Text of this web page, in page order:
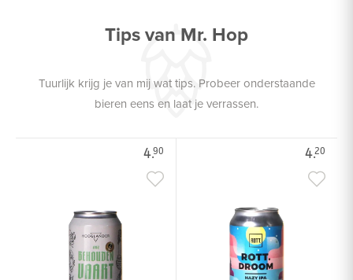
Tips van Mr. Hop
Tuurlijk krijg je van mij wat tips. Probeer onderstaande
bieren eens en laat je verrassen.
4.90 4.20